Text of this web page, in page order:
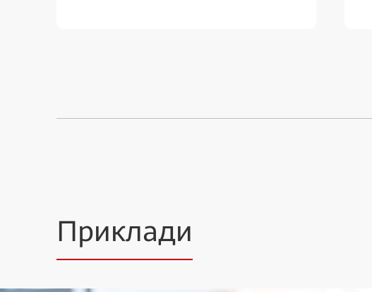
Приклади